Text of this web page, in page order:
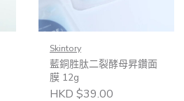
Skintory
藍銅胜肽二裂酵母昇鑽面
膜 12g
HKD $39.00